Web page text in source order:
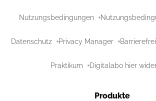
Nutzungsbedingungen
Datenschutz Privacy Manager
Praktikum Digitalabo hier
Produkte